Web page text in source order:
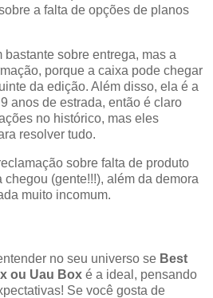
a falta de opções de planos
bastante sobre entrega, mas a
porque a caixa pode chegar
da edição. Além disso, ela é a
anos de estrada, então é claro
no histórico, mas eles
resolver tudo.
sobre falta de produto
(gente!!!), além da demora
muito incomum.
no seu universo se Best
ou Uau Box é a ideal, pensando
Se você gosta de